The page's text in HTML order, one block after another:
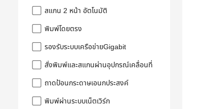
สแกน 2 หน้า อัตโนมัติ
พิมพ์โดยตรง
รองรับระบบเครือข่ายGigabit
สั่งพิมพ์และสแกนผ่านอุปกรณ์เคลื่อนที่
ถาดป้อนกระดาษเอนกประสงค์
พิมพ์ผ่านระบบเน็ตเวิร์ก